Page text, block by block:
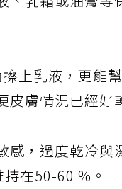
、乳霜或油膏
上乳液，更能
皮膚情況已經好
感，過度乾冷